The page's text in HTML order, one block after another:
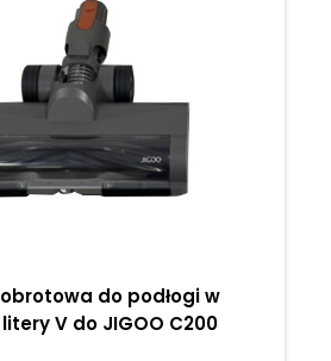
do podłogi w
V do JIGOO C200